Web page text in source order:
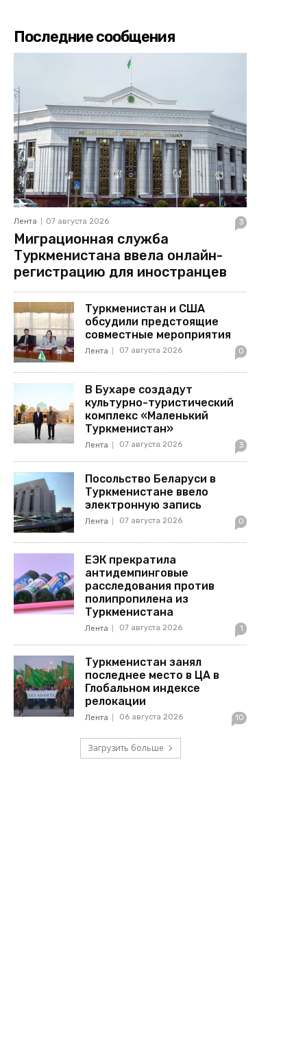
Последние сообщения
Лента 07 августа 2026 3
Миграционная служба
Туркменистана ввела онлайн-
регистрацию для иностранцев
Туркменистан и США
обсудили предстоящие
совместные мероприятия
Лента 07 августа 2026 0
В Бухаре создадут
культурно-туристический
комплекс «Маленький
Туркменистан»
Лента 07 августа 2026 3
Посольство Беларуси в
Туркменистане ввело
электронную запись
Лента 07 августа 2026 0
ЕЭК прекратила
антидемпинговые
расследования против
полипропилена из
Туркменистана
Лента 07 августа 2026 1
Туркменистан занял
последнее место в ЦА в
Глобальном индексе
релокации
Лента 06 августа 2026 10
Загрузить больше